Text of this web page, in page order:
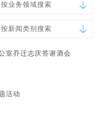
按业务领域搜索
按新闻类别搜索
室乔迁志庆答谢酒会
活动